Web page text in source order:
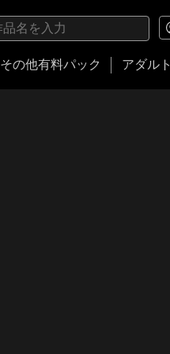
その他有料パック アダルト